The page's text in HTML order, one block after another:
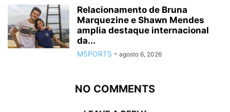
Relacionamento de Bruna
Marquezine e Shawn Mendes
amplia destaque internacional
da...
M5PORTS - agosto 6, 2026
NO COMMENTS